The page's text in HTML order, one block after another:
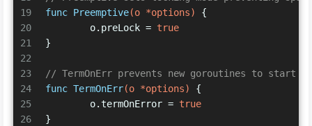
19
20
21
22
23
24
25
26
func Preemptive(o *options)
{
	o.preLock =
true
}
// TermOnErr prevents new goroutines to
func TermOnErr(o *options)
{
	o.termOnError =
true
}